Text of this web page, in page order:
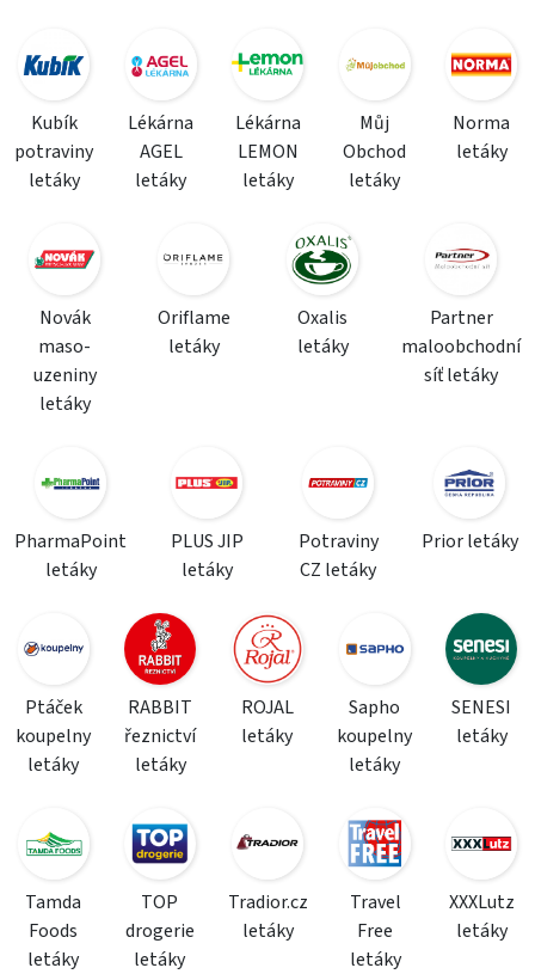
Kubík
potraviny
letáky
Lékárna
AGEL
letáky
Lékárna
LEMON
letáky
Můj
Obchod
letáky
Norma
letáky
Novák
maso-
uzeniny
letáky
Oriflame
letáky
Oxalis
letáky
Partner
maloobchodní
síť letáky
PharmaPoint
letáky
PLUS JIP
letáky
Potraviny
CZ letáky
Prior letáky
Ptáček
koupelny
letáky
RABBIT
řeznictví
letáky
ROJAL
letáky
Sapho
koupelny
letáky
SENESI
letáky
Tamda
Foods
letáky
TOP
drogerie
letáky
Tradior.cz
letáky
Travel
Free
letáky
XXXLutz
letáky